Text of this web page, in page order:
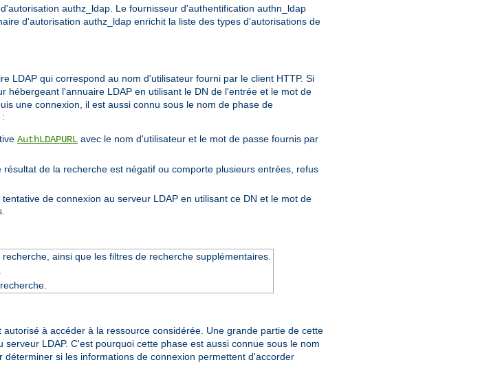
authz_ldap. Le fournisseur d'authentification authn_ldap
d'autorisation authz_ldap enrichit la liste des types d'autorisations de
LDAP qui correspond au nom d'utilisateur fourni par le client HTTP. Si
hébergeant l'annuaire LDAP en utilisant le DN de l'entrée et le mot de
une connexion, il est aussi connu sous le nom de phase de
AuthLDAPURL avec le nom d'utilisateur et le mot de passe fournis par
de la recherche est négatif ou comporte plusieurs entrées, refus
de connexion au serveur LDAP en utilisant ce DN et le mot de
ainsi que les filtres de recherche supplémentaires.
à accéder à la ressource considérée. Une grande partie de cette
LDAP. C'est pourquoi cette phase est aussi connue sous le nom
déterminer si les informations de connexion permettent d'accorder